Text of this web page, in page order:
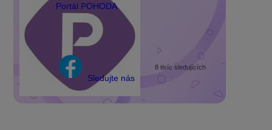
Portál POHODA
Sledujte nás
8 tisíc sledujících